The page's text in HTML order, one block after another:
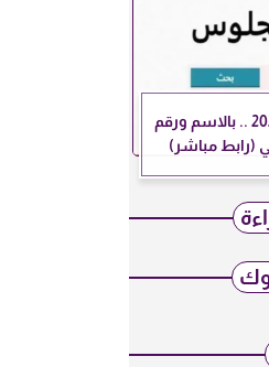
نتيجة الثانوية الأزهرية 2026 .. بالاسم ورقم
(رابط مباشر)